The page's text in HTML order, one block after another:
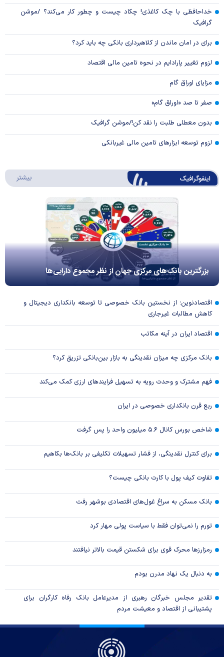
خداحافظی با چک کاغذی! چکاد چیست و چطور کار می‌کند؟ /موشن
گرافیک
برای در امان ماندن از کلاهبرداری بانکی چه باید کرد؟
لزوم تغییر پارادایم در نحوه تامین مالی اقتصاد
مزایای اوراق گام
صفر تا صد «اوراق گام»
بدون معطلی طلبت را نقد کن!/موشن گرافیک
لزوم توسعه ابزارهای تامین مالی غیربانکی
اینفوگرافیک بیشتر
بزرگترین بانک‌های مرکزی جهان از نظر مجموع دارایی‌ها
اقتصادنوین؛ از نخستین بانک خصوصی تا توسعه بانکداری دیجیتال و
کاهش مطالبات غیرجاری
اقتصاد ایران در آینه مکاتب
بانک مرکزی چه میزان نقدینگی به بازار بین‌بانکی تزریق کرد؟
فهم مشترک و وحدت رویه به تسهیل فرایند‌های ارزی کمک می‌کند
ربع قرن بانکداری خصوصی در ایران
شاخص بورس کانال ۵.۶ میلیون واحد را پس گرفت
برای کنترل نقدینگی، از فشار تسهیلات تکلیفی بر بانک‌ها بکاهیم
تفاوت کیف پول با کارت بانکی چیست؟
بانک مسکن به سراغ غول‌های اقتصادی بوشهر رفت
تورم را نمی‌توان فقط با سیاست پولی مهار کرد
رمزارزها محرک قوی برای شکستن قیمت بالاتر نیافتند
به دنبال یک نهاد مدرن بودم
تقدیر مجلس خبرگان رهبری از مدیرعامل بانک رفاه کارگران برای
پشتیبانی از اقتصاد و معیشت مردم